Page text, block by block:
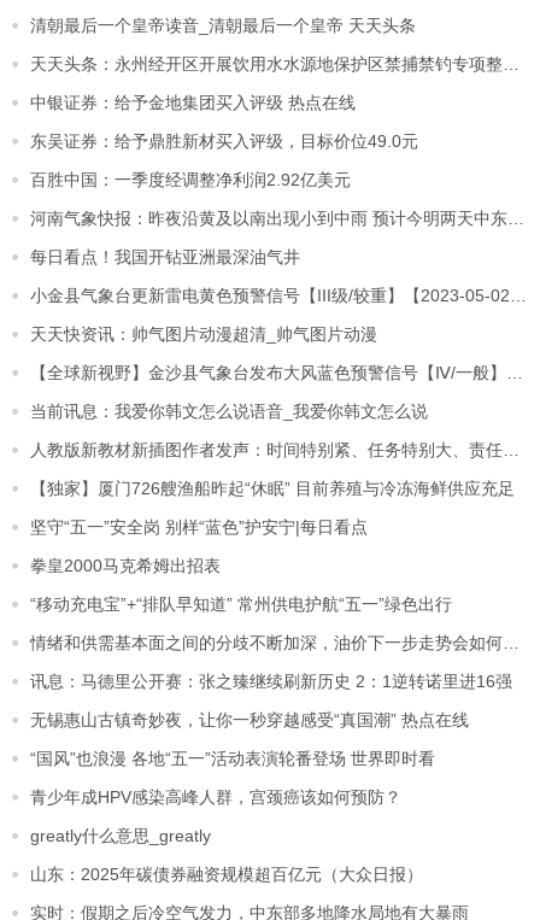
清朝最后一个皇帝读音_清朝最后一个皇帝 天天头条
中银证券：给予金地集团买入评级 热点在线
东吴证券：给予鼎胜新材买入评级，目标价位49.0元
百胜中国：一季度经调整净利润2.92亿美元
每日看点！我国开钻亚洲最深油气井
天天快资讯：帅气图片动漫超清_帅气图片动漫
当前讯息：我爱你韩文怎么说语音_我爱你韩文怎么说
【独家】厦门726艘渔船昨起“休眠” 目前养殖与冷冻海鲜供应充足
坚守“五一”安全岗 别样“蓝色”护安宁|每日看点
拳皇2000马克希姆出招表
“移动充电宝”+“排队早知道” 常州供电护航“五一”绿色出行
讯息：马德里公开赛：张之臻继续刷新历史 2：1逆转诺里进16强
无锡惠山古镇奇妙夜，让你一秒穿越感受“真国潮” 热点在线
“国风”也浪漫 各地“五一”活动表演轮番登场 世界即时看
青少年成HPV感染高峰人群，宫颈癌该如何预防？
greatly什么意思_greatly
山东：2025年碳债券融资规模超百亿元（大众日报）
实时：假期之后冷空气发力，中东部多地降水局地有大暴雨